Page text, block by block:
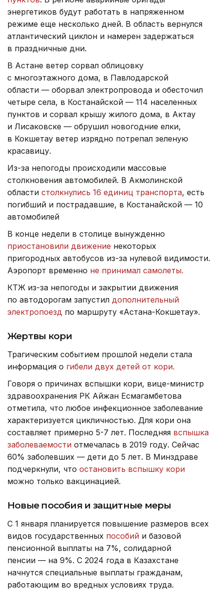
энергетиков будут работать в напряженном
режиме еще несколько дней. В область вернулся
атлантический циклон и намерен задержаться
в праздничные дни.
В Астане ветер сорвал облицовку
с многоэтажного дома, в Павлодарской
области — оборвал электропровода и обесточил
четыре села, в Костанайской — 114 населенных
пунктов и сорвал крышу жилого дома, в Актау
и Лисаковске — обрушил новогодние елки,
в Кокшетау ветер изрядно потрепал зеленую
красавицу.
Из-за непогоды происходили массовые
столкновения автомобилей. В Акмолинской
области столкнулись 16 единиц транспорта, есть
погибший и пострадавшие, в Костанайской — 10
автомобилей
В конце недели в столице вынужденно
приостановили движение некоторых
пригородных автобусов из-за нулевой видимости.
Аэропорт временно не принимал самолеты.
КТЖ из-за непогоды и закрытии движения
по автодорогам запустил дополнительный
электропоезд по маршруту «Астана-Кокшетау».
Жертвы кори
Трагическим событием прошлой недели стала
информация о гибели двух детей от кори.
Говоря о причинах вспышки кори, вице-министр
здравоохранения РК Айжан Есмагамбетова
отметила, что любое инфекционное заболевание
характеризуется цикличностью. Для кори она
составляет примерно 5-7 лет. Последняя вспышка
заболеваемости отмечалась в 2019 году. Сейчас
60% заболевших — дети до 5 лет. В Минздраве
подчеркнули, что остановить вспышку кори
можно только вакцинацией.
Новые пособия и защитные меры
С 1 января планируется повышение размеров всех
видов государственных пособий и базовой
пенсионной выплаты на 7%, солидарной
пенсии — на 9%. С 2024 года в Казахстане
начнутся специальные выплаты гражданам,
работающим во вредных условиях труда.